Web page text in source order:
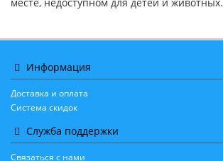
Информация
Доставка и оплата
Система скидок
Служба поддержки
Связаться с нами